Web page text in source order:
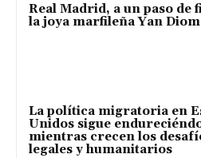
Real Madrid, a un paso de
la joya marfileña Yan
La política migratoria en
Unidos sigue
mientras crecen los
legales y humanitarios